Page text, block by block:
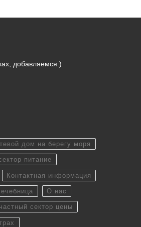
добавляемся:)
дом на берегу моря
питание
Контактная информация
О нас
сектор цены